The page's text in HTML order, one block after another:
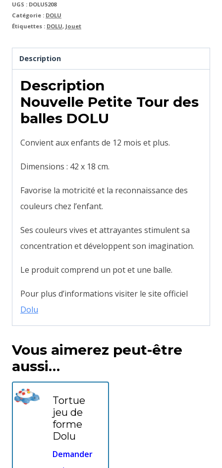
UGS : DOLU5208
Catégorie : DOLU
Étiquettes : DOLU, Jouet
Description
Description
Nouvelle Petite Tour des
balles DOLU
Convient aux enfants de 12 mois et plus.
Dimensions : 42 x 18 cm.
Favorise la motricité et la reconnaissance des
couleurs chez l’enfant.
Ses couleurs vives et attrayantes stimulent sa
concentration et développent son imagination.
Le produit comprend un pot et une balle.
Pour plus d’informations visiter le site officiel
Dolu
Vous aimerez peut-être
aussi…
Tortue
jeu de
forme
Dolu
Demander